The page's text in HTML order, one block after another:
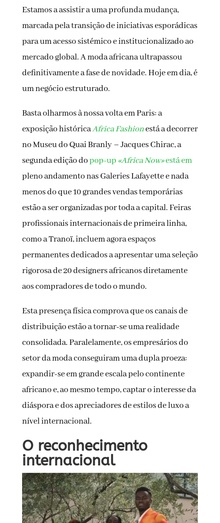
Estamos a assistir a uma profunda mudança,
marcada pela transição de iniciativas esporádicas
para um acesso sistémico e institucionalizado ao
mercado global. A moda africana ultrapassou
definitivamente a fase de novidade. Hoje em dia, é
um negócio estruturado.
Basta olharmos à nossa volta em Paris: a
exposição históricaAfrica Fashionestá a decorrer
no Museu do Quai Branly – Jacques Chirac, a
segunda edição dopop-up «Africa Now»está em
pleno andamento nas Galeries Lafayette e nada
menos do que 10 grandes vendas temporárias
estão a ser organizadas por toda a capital. Feiras
profissionais internacionais de primeira linha,
como a Tranoï, incluem agora espaços
permanentes dedicados a apresentar uma seleção
rigorosa de 20 designers africanos diretamente
aos compradores de todo o mundo.
Esta presença física comprova que os canais de
distribuição estão a tornar-se uma realidade
consolidada. Paralelamente, os empresários do
setor da moda conseguiram uma dupla proeza:
expandir-se em grande escala pelo continente
africano e, ao mesmo tempo, captar o interesse da
diáspora e dos apreciadores de estilos de luxo a
nível internacional.
O reconhecimento
internacional